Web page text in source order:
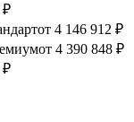
₽
от 4 146 912 ₽
от 4 390 848 ₽
₽